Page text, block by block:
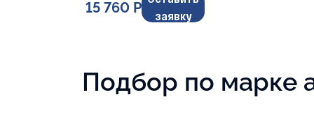
15 760 Р
заявку
Подбор по марке